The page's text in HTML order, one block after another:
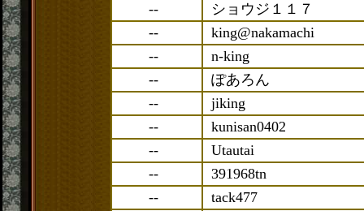
--
ショウジ１１７
--
king@nakamachi
--
n-king
--
ぽあろん
--
jiking
--
kunisan0402
--
Utautai
--
391968tn
--
tack477